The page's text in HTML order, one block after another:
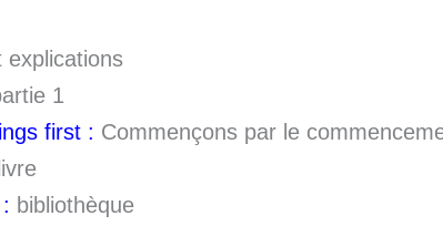
explications
1
first : Commençons par le
livre
bibliothèque